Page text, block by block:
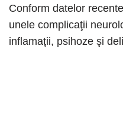
Conform datelor
unele complicaţii
inflamaţii, psihoze şi